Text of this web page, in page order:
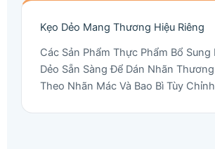
Kẹo Dẻo Mang Thương Hiệu Riêng
Các Sản Phẩm Thực Phẩm Bổ Sung
Dẻo Sẵn Sàng Để Dán Nhãn
Theo Nhãn Mác Và Bao Bì Tùy